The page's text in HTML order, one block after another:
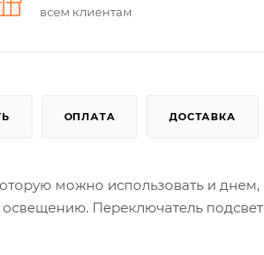
всем клиентам
ОПЛАТА ДОСТАВКА
можно использовать и
Переключатель